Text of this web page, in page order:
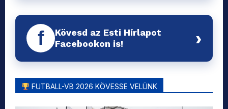
f
Kövesd az Esti Hírlapot
Facebookon is!
›
FUTBALL-VB 2026 KÖVESSE VELÜNK